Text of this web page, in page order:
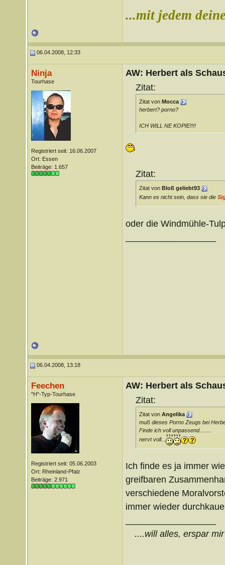
...mit jedem
06.04.2008, 12:33
Ninja
Tourhase
Registriert seit: 16.06.2007
Ort: Essen
Beiträge: 1.657
AW: Herbert als
Zitat:
Zitat von Mocca
herbert? porno?
ICH WILL NE KOPIE!!!!
Zitat:
Zitat von Bloß geliebt93
Kann es nicht sein, dass sie die
oder die Windmühle-
06.04.2008, 13:18
Feechen
"H"-Typ-Tourhase
Registriert seit: 05.06.2003
Ort: Rheinland-Pfalz
Beiträge: 2.971
AW: Herbert als
Zitat:
Zitat von Angelika
muß dieses Porno Zeugs bei
Finde ich voll unpassend........
nervt voll...
Ich finde es ja immer
greifbaren
verschiedene
immer wieder
....will alles, erspar